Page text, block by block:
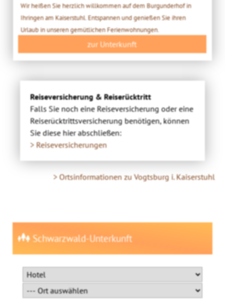
Wir heißen Sie herzlich willkommen auf dem Burgunderhof in
Ihringen am Kaiserstuhl. Entspannen und genießen Sie ihren
Urlaub in unseren gemütlichen Ferienwohnungen.
zur Unterkunft
Reiseversicherung & Reiserücktritt
Falls Sie noch eine Reiseversicherung oder eine
Reiserücktrittsversicherung benötigen, können
Sie diese hier abschließen:
> Reiseversicherungen
> Ortsinformationen zu Vogtsburg i. Kaiserstuhl
Schwarzwald-Unterkunft